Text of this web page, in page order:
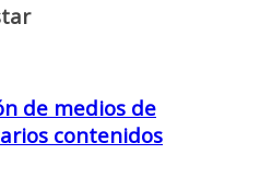
de medios de
contenidos